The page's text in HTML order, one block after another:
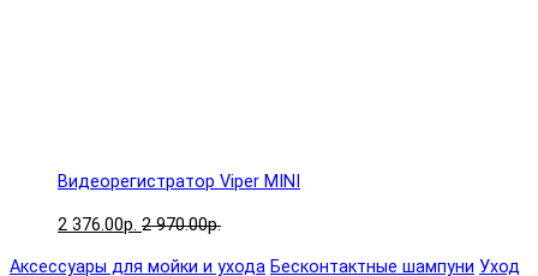
Видеорегистратор Viper MINI
2 376.00р. 2 970.00р.
Аксессуары для мойки и ухода Бесконтактные шампуни Уход